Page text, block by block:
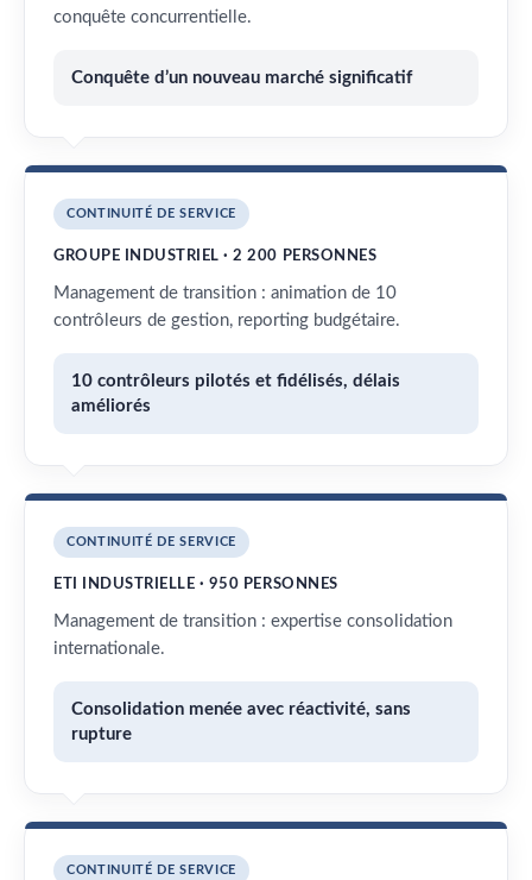
conquête concurrentielle.
Conquête d’un nouveau marché significatif
CONTINUITÉ DE SERVICE
GROUPE INDUSTRIEL · 2 200 PERSONNES
Management de transition : animation de 10
contrôleurs de gestion, reporting budgétaire.
10 contrôleurs pilotés et fidélisés, délais
améliorés
CONTINUITÉ DE SERVICE
ETI INDUSTRIELLE · 950 PERSONNES
Management de transition : expertise consolidation
internationale.
Consolidation menée avec réactivité, sans
rupture
CONTINUITÉ DE SERVICE